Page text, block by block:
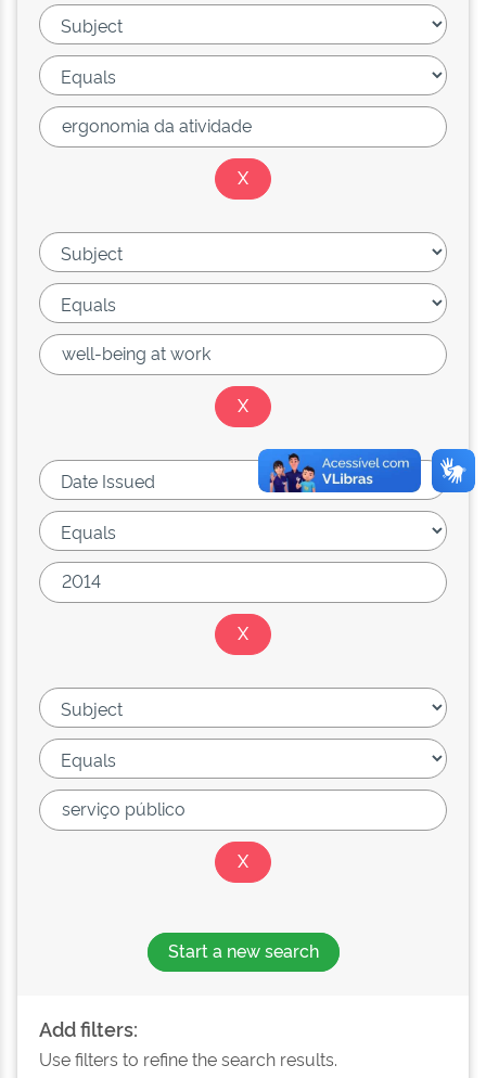
Start a new search
Add filters:
Use filters to refine the search results.